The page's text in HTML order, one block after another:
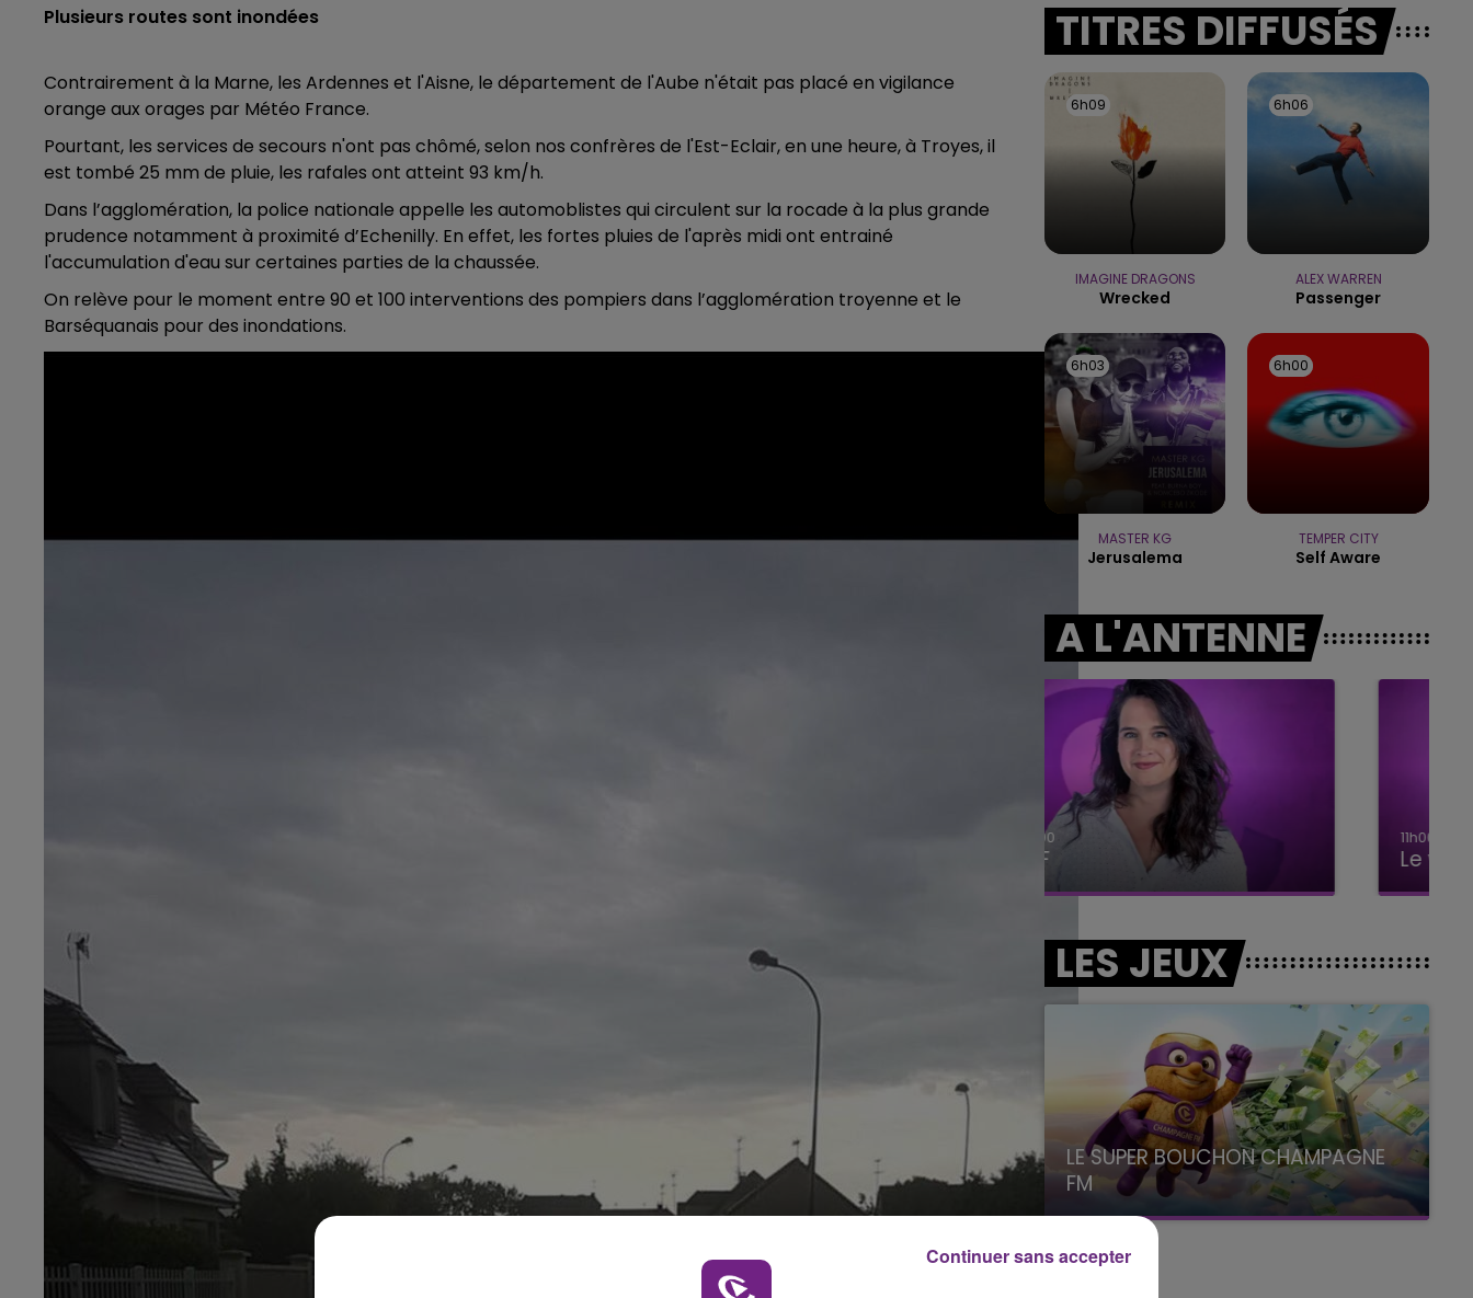
7h00 - 11h00
BEST OF
Plusieurs routes sont inondées
Contrairement à la Marne, les Ardennes et l'Aisne, le département de l'Aube n'était pas placé en vigilance
orange aux orages par Météo France.
Pourtant, les services de secours n'ont pas chômé, selon nos confrères de l'Est-Eclair, en une heure, à Troyes, il
est tombé 25 mm de pluie, les rafales ont atteint 93 km/h.
Dans l’agglomération, la police nationale appelle les automoblistes qui circulent sur la rocade à la plus grande
prudence notamment à proximité d’Echenilly. En effet, les fortes pluies de l'après midi ont entrainé
l'accumulation d'eau sur certaines parties de la chaussée.
On relève pour le moment entre 90 et 100 interventions des pompiers dans l’agglomération troyenne et le
Barséquanais pour des inondations.
TITRES DIFFUSÉS
6h09
6h09
IMAGINE DRAGONS
Wrecked
6h06
6h06
ALEX WARREN
Passenger
6h03
6h03
MASTER KG
Jerusalema
6h00
6h00
TEMPER CITY
Self Aware
A L'ANTENNE
11h00 - 16h00
Le week-end Champagne FM
LES JEUX
LE SUPER BOUCHON CHAMPAGNE
FM
avec La Famille Champagne FM, à 8H10
Continuer sans accepter